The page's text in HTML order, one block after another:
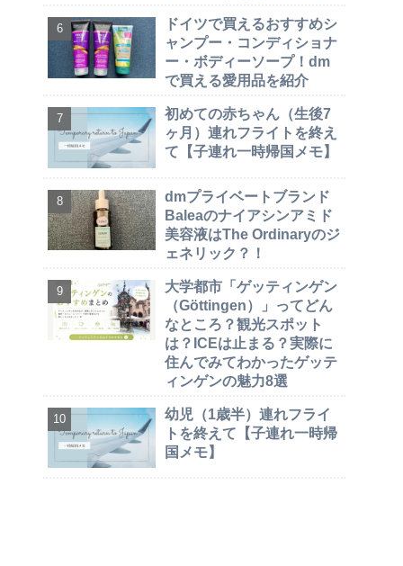
ドイツで買えるおすすめシ
ャンプー・コンディショナ
ー・ボディーソープ！dm
で買える愛用品を紹介
初めての赤ちゃん（生後7
ヶ月）連れフライトを終え
て【子連れ一時帰国メモ】
dmプライベートブランド
Baleaのナイアシンアミド
美容液はThe Ordinaryのジ
ェネリック？！
大学都市「ゲッティンゲン
（Göttingen）」ってどん
なところ？観光スポット
は？ICEは止まる？実際に
住んでみてわかったゲッテ
ィンゲンの魅力8選
幼児（1歳半）連れフライ
トを終えて【子連れ一時帰
国メモ】